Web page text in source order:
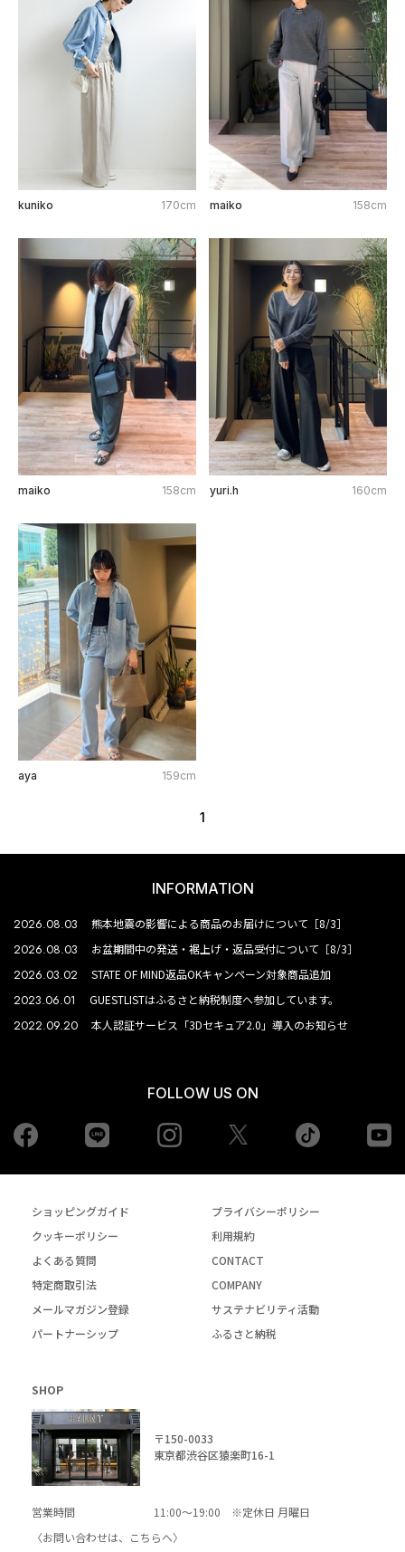
kuniko 170cm maiko 158cm
maiko 158cm yuri.h 160cm
aya 159cm
1
INFORMATION
2026.08.03 熊本地震の影響による商品のお届けについて［8/3］
2026.08.03 お盆期間中の発送・裾上げ・返品受付について［8/3］
2026.03.02 STATE OF MIND返品OKキャンペーン対象商品追加
2023.06.01 GUESTLISTはふるさと納税制度へ参加しています。
2022.09.20 本人認証サービス「3Dセキュア2.0」導入のお知らせ
FOLLOW US ON
Facebook Instagram tiktok
ショッピングガイド
プライバシーポリシー
クッキーポリシー
利用規約
よくある質問
CONTACT
特定商取引法
COMPANY
メールマガジン登録
サステナビリティ活動
パートナーシップ
ふるさと納税
SHOP
〒150-0033
東京都渋谷区猿楽町16-1
営業時間
11:00～19:00 ※定休日 月曜日
〈お問い合わせは、
こちらへ〉